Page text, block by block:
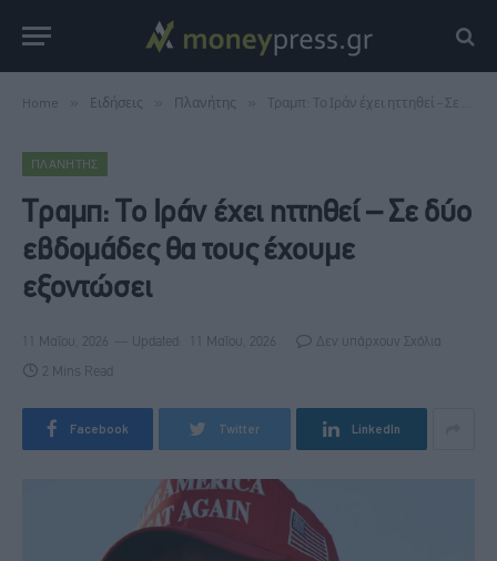
Home Ειδήσεις Πλανήτης Τραμπ: Το Ιράν έχει ηττηθεί – Σε δύο εβδομάδες θα τους έχουμε εξοντώσει
ΠΛΑΝΉΤΗΣ
Τραμπ: Το Ιράν έχει ηττηθεί – Σε δύο
εβδομάδες θα τους έχουμε
εξοντώσει
11 Μαΐου, 2026 Updated: 11 Μαΐου, 2026 Δεν υπάρχουν Σχόλια
2 Mins Read
Facebook Twitter LinkedIn